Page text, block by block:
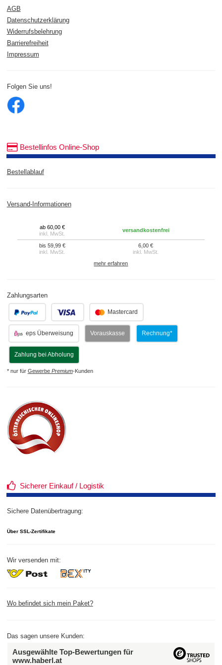
AGB
Datenschutzerklärung
Widerrufsbelehrung
Barrierefreiheit
Impressum
Folgen Sie uns!
Bestellinfos Online-Shop
Bestellablauf
Versand-Informationen
ab 60,00 €
inkl. MwSt.
versandkostenfrei
bis 59,99 €
inkl. MwSt.
6,00 €
inkl. MwSt.
mehr erfahren
Zahlungsarten
Mastercard
eps Überweisung Vorauskasse Rechnung*
Zahlung bei Abholung
* nur für Gewerbe Premium-Kunden
Sicherer Einkauf / Logistik
Sichere Datenübertragung:
Über SSL-Zertifikate
Wir versenden mit:
Wo befindet sich mein Paket?
Das sagen unsere Kunden:
Ausgewählte Top-Bewertungen für
www.haberl.at